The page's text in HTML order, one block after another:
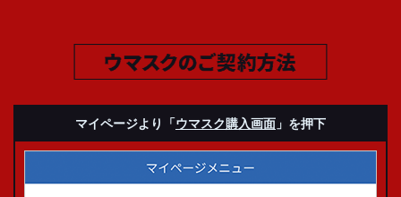
マイページより 「ウマスク購入画面 」を押下